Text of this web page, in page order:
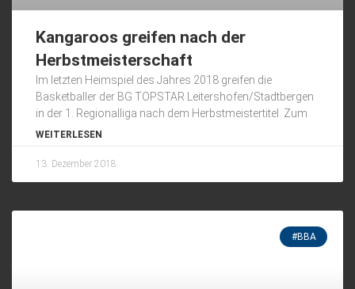
Kangaroos greifen nach der
Herbstmeisterschaft
Im letzten Heimspiel des Jahres 2018 greifen die
Basketballer der BG TOPSTAR Leitershofen/Stadtbergen
in der 1. Regionalliga nach dem Herbstmeistertitel. Zum
WEITERLESEN
13. Dezember 2018
#BBA